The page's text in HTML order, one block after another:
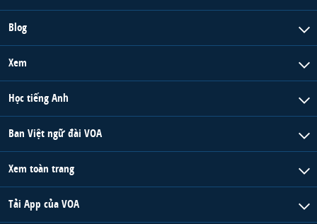
Blog
Xem
Học tiếng Anh
Ban Việt ngữ đài VOA
Xem toàn trang
Tải App của VOA